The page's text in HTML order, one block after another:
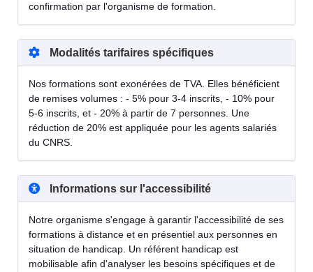
confirmation par l'organisme de formation.
Modalités tarifaires spécifiques
Nos formations sont exonérées de TVA. Elles bénéficient
de remises volumes : - 5% pour 3-4 inscrits, - 10% pour
5-6 inscrits, et - 20% à partir de 7 personnes. Une
réduction de 20% est appliquée pour les agents salariés
du CNRS.
Informations sur l'accessibilité
Notre organisme s'engage à garantir l'accessibilité de ses
formations à distance et en présentiel aux personnes en
situation de handicap. Un référent handicap est
mobilisable afin d'analyser les besoins spécifiques et de